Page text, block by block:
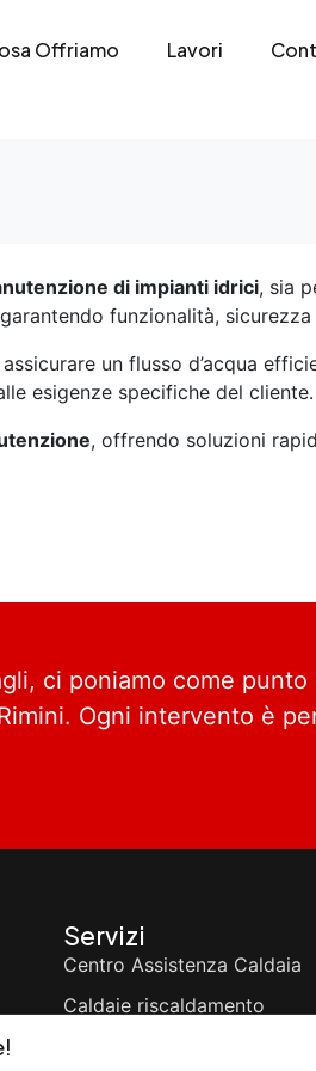
Offriamo Lavori
di impianti idrici, sia
funzionalità,
un flusso d’acqua
esigenze specifiche del cliente.
, offrendo soluzioni
ci poniamo come
Ogni intervento è
Servizi
Centro Assistenza Caldaia
Caldaie riscaldamento